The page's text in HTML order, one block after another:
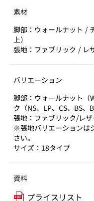
素材
脚部：ウォールナット /
上）
張地：ファブリック / レ
バリエーション
脚部：ウォールナット（
ク（NS、LP、CS、BS、
張地：ファブリック/レザ
※張地バリエーションは
さい。
サイズ：18タイプ
資料
プライスリスト